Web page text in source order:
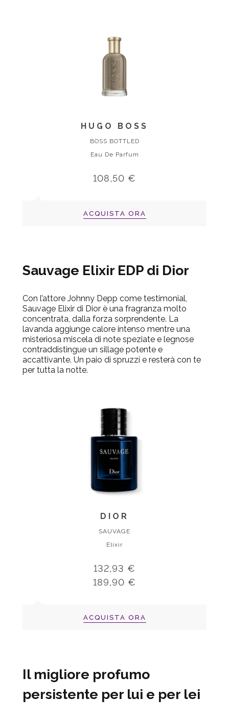
HUGO BOSS
BOSS BOTTLED
Eau De Parfum
108,50 €
ACQUISTA ORA
Sauvage Elixir EDP di Dior
Con l’attore Johnny Depp come testimonial,
Sauvage Elixir di Dior è una fragranza molto
concentrata, dalla forza sorprendente. La
lavanda aggiunge calore intenso mentre una
misteriosa miscela di note speziate e legnose
contraddistingue un sillage potente e
accattivante. Un paio di spruzzi e resterà con te
per tutta la notte.
DIOR
SAUVAGE
Elixir
132,93 €
189,90 €
ACQUISTA ORA
Il migliore profumo
persistente per lui e per lei